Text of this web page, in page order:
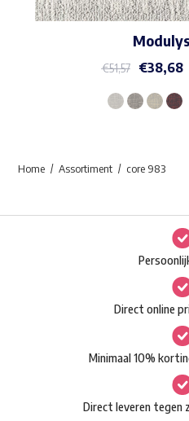
Waar ben je naar op
€51,57 €38,68
Dit
Home Assortiment core 983
Direct online
Minimaal 10%
Direct leveren tegen